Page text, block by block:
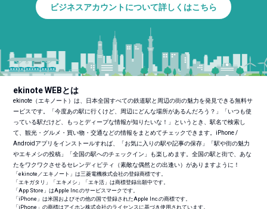
ビジネスアカウントについて詳しくはこちら
ekinote WEBとは
ekinote（エキノート）は、日本全国すべての鉄道駅と周辺の街の魅力を発見できる無料サ
ービスです。「今度あの駅に行くけど、周辺にどんな場所があるんだろう？」「いつも使
っている駅だけど、もっとディープな情報が知りたいな！」というとき、駅名で検索し
て、観光・グルメ・買い物・交通などの情報をまとめてチェックできます。iPhone /
Androidアプリをインストールすれば、「お気に入りの駅や記事の保存」「駅や街の魅力
やエキメシの投稿」「全国の駅へのチェックイン」も楽しめます。全国の駅と街で、あな
たをワクワクさせるセレンディピティ（素敵な偶然との出逢い）がありますように！
「ekinote／エキノート」は三菱電機株式会社の登録商標です。
「エキガタリ」「エキメシ」「エキ活」は商標登録出願中です。
「App Store」はApple Inc.のサービスマークです。
「iPhone」は米国およびその他の国で登録されたApple Inc.の商標です。
「iPhone」の商標はアイホン株式会社のライセンスに基づき使用されています。